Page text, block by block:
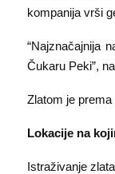
kompanija vrši
“Najznačajnija
Čukaru Peki”,
Zlatom je
Lokacije na
Istraživanje